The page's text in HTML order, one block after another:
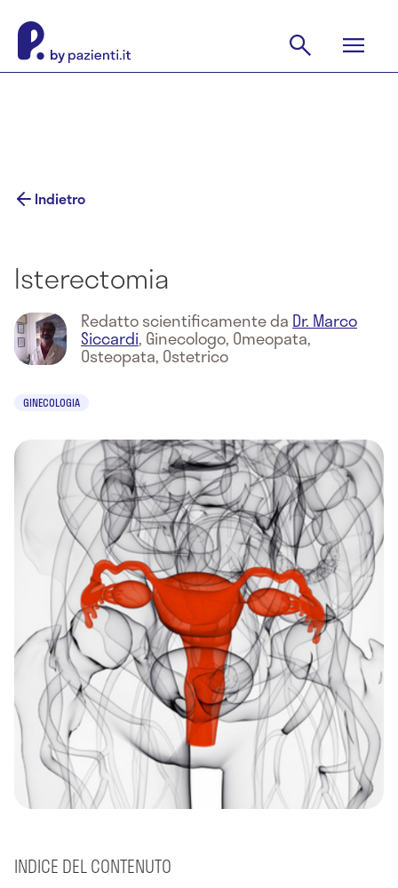
Indietro
Isterectomia
Redatto scientificamente da Dr. Marco
Siccardi, Ginecologo, Omeopata,
Osteopata, Ostetrico
GINECOLOGIA
INDICE DEL CONTENUTO